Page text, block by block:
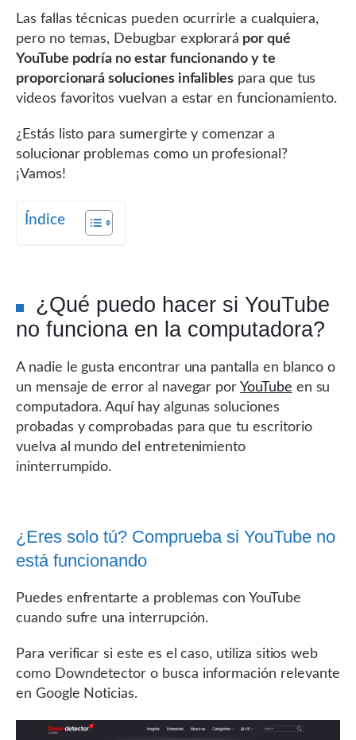
Las fallas técnicas pueden ocurrirle a cualquiera,
pero no temas, Debugbar explorará por qué
YouTube podría no estar funcionando y te
proporcionará soluciones infalibles para que tus
videos favoritos vuelvan a estar en funcionamiento.
¿Estás listo para sumergirte y comenzar a
solucionar problemas como un profesional?
¡Vamos!
Índice
¿Qué puedo hacer si YouTube
no funciona en la computadora?
A nadie le gusta encontrar una pantalla en blanco o
un mensaje de error al navegar porYouTube en su
computadora. Aquí hay algunas soluciones
probadas y comprobadas para que tu escritorio
vuelva al mundo del entretenimiento
ininterrumpido.
¿Eres solo tú? Comprueba si YouTube no
está funcionando
Puedes enfrentarte a problemas con YouTube
cuando sufre una interrupción.
Para verificar si este es el caso, utiliza sitios web
como Downdetector o busca información relevante
en Google Noticias.